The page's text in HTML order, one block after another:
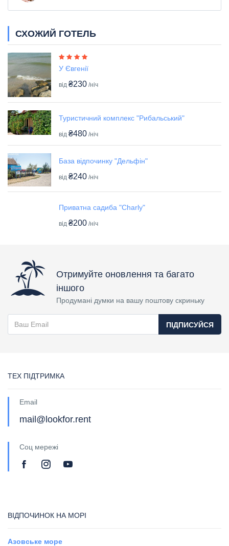
СХОЖИЙ ГОТЕЛЬ
У Євгенії
від ₴230 /ніч
Туристичний комплекс "Рибальський"
від ₴480 /ніч
База відпочинку "Дельфін"
від ₴240 /ніч
Приватна садиба "Charly"
від ₴200 /ніч
Отримуйте оновлення та багато
іншого
Продумані думки на вашу поштову скриньку
ПІДПИСУЙСЯ
ТЕХ ПІДТРИМКА
Email
mail@lookfor.rent
Соц мережі
ВІДПОЧИНОК НА МОРІ
Азовське море